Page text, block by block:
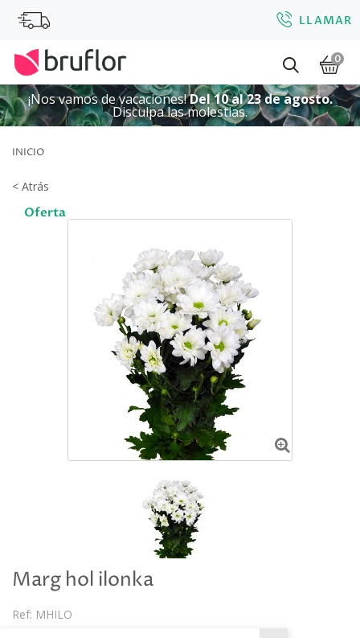
LLAMAR
0
¡Nos vamos de vacaciones!Del 10 al 23 de agosto.
Disculpa las molestias.
INICIO
< Atrás
Oferta
Marg hol ilonka
Ref: MHILO